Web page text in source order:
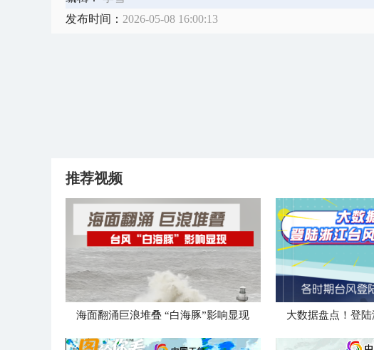
发布时间： 2026-05-08 16:00:13
推荐视频
海面翻涌巨浪堆叠 “白海豚”影响显现